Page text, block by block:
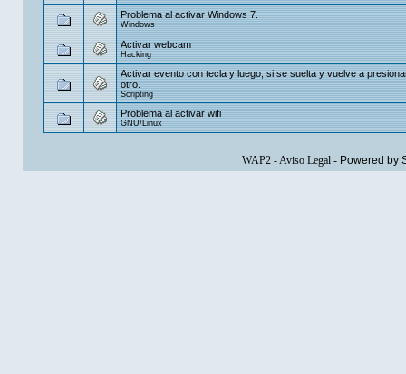
Problema al activar Windows 7.
Windows
Activar webcam
Hacking
Activar evento con tecla y luego, si se suelta y vuelve a
otro.
Scripting
Problema al activar wifi
GNU/Linux
WAP2-Aviso Legal- Powered by